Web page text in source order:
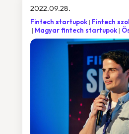
2022.09.28.
Fintech startupok
Fintech
Magyar fintech startupok